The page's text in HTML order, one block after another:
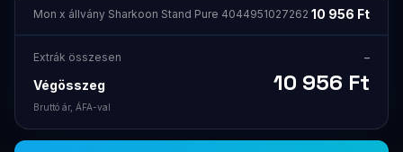
Mon x állvány Sharkoon Stand Pure 4044951027262 10 956 Ft
Extrák összesen –
Végösszeg 10 956 Ft
Bruttó ár, ÁFA-val